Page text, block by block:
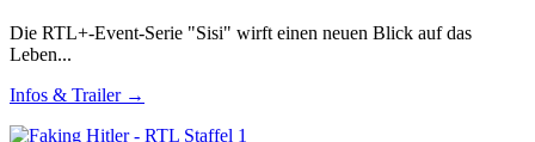
Die RTL+-Event-Serie "Sisi" wirft einen neuen Blick auf das
Leben...
Infos & Trailer →